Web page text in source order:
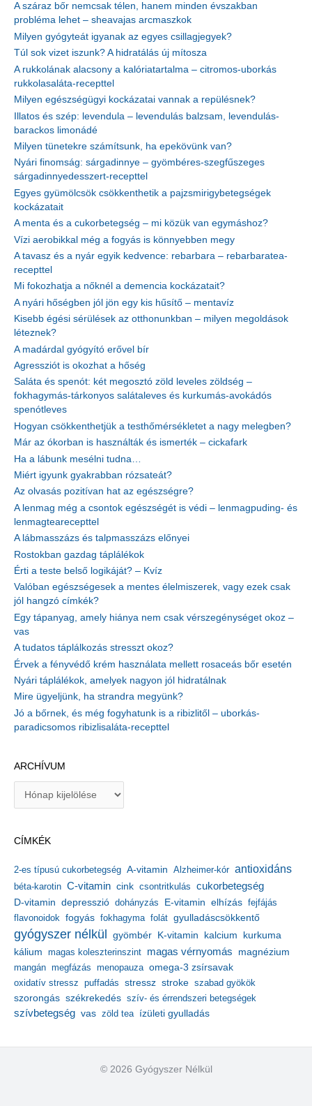
A száraz bőr nemcsak télen, hanem minden évszakban
probléma lehet – sheavajas arcmaszkok
Milyen gyógyteát igyanak az egyes csillagjegyek?
Túl sok vizet iszunk? A hidratálás új mítosza
A rukkolának alacsony a kalóriatartalma – citromos-uborkás
rukkolasaláta-recepttel
Milyen egészségügyi kockázatai vannak a repülésnek?
Illatos és szép: levendula – levendulás balzsam, levendulás-
barackos limonádé
Milyen tünetekre számítsunk, ha epekövünk van?
Nyári finomság: sárgadinnye – gyömbéres-szegfűszeges
sárgadinnyedesszert-recepttel
Egyes gyümölcsök csökkenthetik a pajzsmirigybetegségek
kockázatait
A menta és a cukorbetegség – mi közük van egymáshoz?
Vízi aerobikkal még a fogyás is könnyebben megy
A tavasz és a nyár egyik kedvence: rebarbara – rebarbaratea-
recepttel
Mi fokozhatja a nőknél a demencia kockázatait?
A nyári hőségben jól jön egy kis hűsítő – mentavíz
Kisebb égési sérülések az otthonunkban – milyen megoldások
léteznek?
A madárdal gyógyító erővel bír
Agressziót is okozhat a hőség
Saláta és spenót: két megosztó zöld leveles zöldség –
fokhagymás-tárkonyos salátaleves és kurkumás-avokádós
spenótleves
Hogyan csökkenthetjük a testhőmérsékletet a nagy melegben?
Már az ókorban is használták és ismerték – cickafark
Ha a lábunk mesélni tudna…
Miért igyunk gyakrabban rózsateát?
Az olvasás pozitívan hat az egészségre?
A lenmag még a csontok egészségét is védi – lenmagpuding- és
lenmagtearecepttel
A lábmasszázs és talpmasszázs előnyei
Rostokban gazdag táplálékok
Érti a teste belső logikáját? – Kvíz
Valóban egészségesek a mentes élelmiszerek, vagy ezek csak
jól hangzó címkék?
Egy tápanyag, amely hiánya nem csak vérszegénységet okoz –
vas
A tudatos táplálkozás stresszt okoz?
Érvek a fényvédő krém használata mellett rosaceás bőr esetén
Nyári táplálékok, amelyek nagyon jól hidratálnak
Mire ügyeljünk, ha strandra megyünk?
Jó a bőrnek, és még fogyhatunk is a ribizlitől – uborkás-
paradicsomos ribizlisaláta-recepttel
ARCHÍVUM
í
u
m
CÍMKÉK
2-es típusú cukorbetegség A-vitamin Alzheimer-kór antioxidáns
béta-karotin C-vitamin cink csontritkulás cukorbetegség
D-vitamin depresszió dohányzás E-vitamin elhízás fejfájás
flavonoidok fogyás fokhagyma folát gyulladáscsökkentő
gyógyszer nélkül gyömbér K-vitamin kalcium kurkuma
kálium magas koleszterinszint magas vérnyomás magnézium
mangán megfázás menopauza omega-3 zsírsavak
oxidatív stressz puffadás stressz stroke szabad gyökök
szorongás székrekedés szív- és érrendszeri betegségek
szívbetegség vas zöld tea ízületi gyulladás
© 2026 Gyógyszer Nélkül